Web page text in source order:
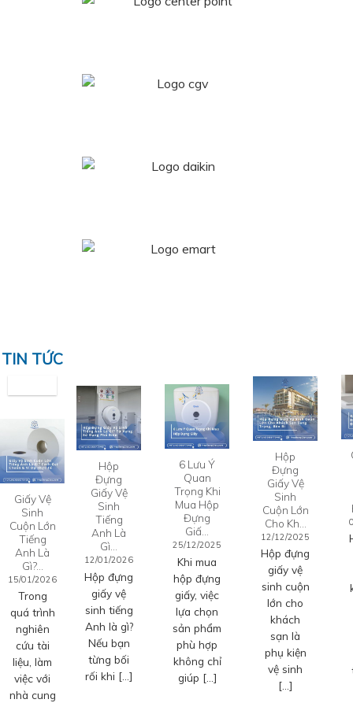
TIN TỨC
Giấy Vệ
Sinh
Cuộn Lớn
Tiếng
Anh Là
Gì?…
15/01/2026
Trong
quá trình
nghiên
cứu tài
liệu, làm
việc với
nhà cung
Hộp
Đựng
Giấy Vệ
Sinh
Tiếng
Anh Là
Gì…
12/01/2026
Hộp đựng
giấy vệ
sinh tiếng
Anh là gì?
Nếu bạn
từng bối
rối khi […]
6 Lưu Ý
Quan
Trọng Khi
Mua Hộp
Đựng
Giấ…
25/12/2025
Khi mua
hộp đựng
giấy, việc
lựa chọn
sản phẩm
phù hợp
không chỉ
giúp […]
Hộp
Đựng
Giấy Vệ
Sinh
Cuộn Lớn
Cho Kh…
12/12/2025
Hộp đựng
giấy vệ
sinh cuộn
lớn cho
khách
sạn là
phụ kiện
vệ sinh
[…]